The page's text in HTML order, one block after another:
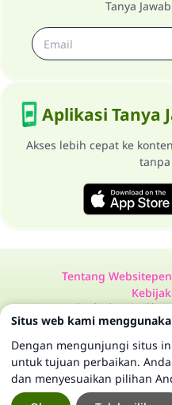
Tanya
Aplikasi Tanya
Akses lebih cepat ke
Tentang Website
Semua Hak Dilindungi Milik
Situs web kami
Dengan mengunjungi situs
untuk tujuan perbaikan.
dan menyesuaikan pilihan